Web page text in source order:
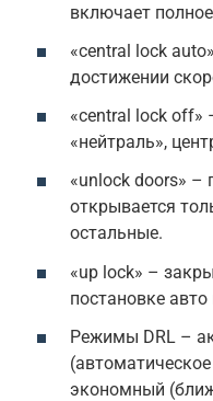
включает
«central lock
достижении
«central lock off»
«нейтраль»,
«unlock doors» –
открывается
остальные.
«up lock» –
постановке авто
Режимы DRL –
экономный